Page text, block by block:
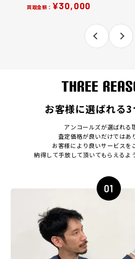
買取金額： ¥30,000
お客様に選ばれる3
アンコールズが選ばれる
査定価格が良いだけではあ
お客様により良いサービスを
納得して手放して頂いてもらえるよ
01